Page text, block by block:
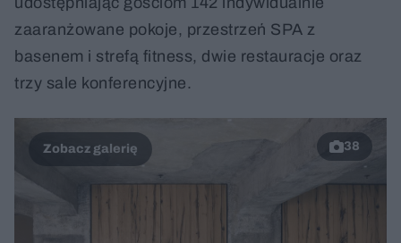
zaaranżowane pokoje, przestrzeń SPA z
basenem i strefą fitness, dwie restauracje oraz
trzy sale konferencyjne.
38